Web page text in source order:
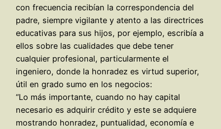
con frecuencia recibían la correspondencia del
padre, siempre vigilante y atento a las directrices
educativas para sus hijos, por ejemplo, escribía a
ellos sobre las cualidades que debe tener
cualquier profesional, particularmente el
ingeniero, donde la honradez es virtud superior,
útil en grado sumo en los negocios:
“Lo más importante, cuando no hay capital
necesario es adquirir crédito y este se adquiere
mostrando honradez, puntualidad, economía e